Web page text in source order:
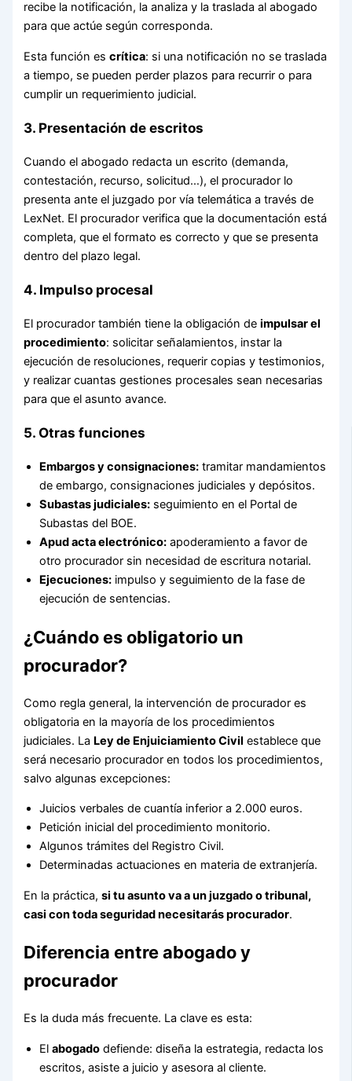
recibe la notificación, la analiza y la traslada al abogado
para que actúe según corresponda.
Esta función escrítica: si una notificación no se traslada
a tiempo, se pueden perder plazos para recurrir o para
cumplir un requerimiento judicial.
3. Presentación de escritos
Cuando el abogado redacta un escrito (demanda,
contestación, recurso, solicitud…), el procurador lo
presenta ante el juzgado por vía telemática a través de
LexNet. El procurador verifica que la documentación está
completa, que el formato es correcto y que se presenta
dentro del plazo legal.
4. Impulso procesal
El procurador también tiene la obligación deimpulsar el
procedimiento: solicitar señalamientos, instar la
ejecución de resoluciones, requerir copias y testimonios,
y realizar cuantas gestiones procesales sean necesarias
para que el asunto avance.
5. Otras funciones
Embargos y consignaciones: tramitar mandamientos
de embargo, consignaciones judiciales y depósitos.
Subastas judiciales: seguimiento en el Portal de
Subastas del BOE.
Apud acta electrónico: apoderamiento a favor de
otro procurador sin necesidad de escritura notarial.
Ejecuciones: impulso y seguimiento de la fase de
ejecución de sentencias.
¿Cuándo es obligatorio un
procurador?
Como regla general, la intervención de procurador es
obligatoria en la mayoría de los procedimientos
judiciales. La Ley de Enjuiciamiento Civil establece que
será necesario procurador en todos los procedimientos,
salvo algunas excepciones:
Juicios verbales de cuantía inferior a 2.000 euros.
Petición inicial del procedimiento monitorio.
Algunos trámites del Registro Civil.
Determinadas actuaciones en materia de extranjería.
En la práctica,si tu asunto va a un juzgado o tribunal,
casi con toda seguridad necesitarás procurador.
Diferencia entre abogado y
procurador
Es la duda más frecuente. La clave es esta:
Elabogado defiende: diseña la estrategia, redacta los
escritos, asiste a juicio y asesora al cliente.